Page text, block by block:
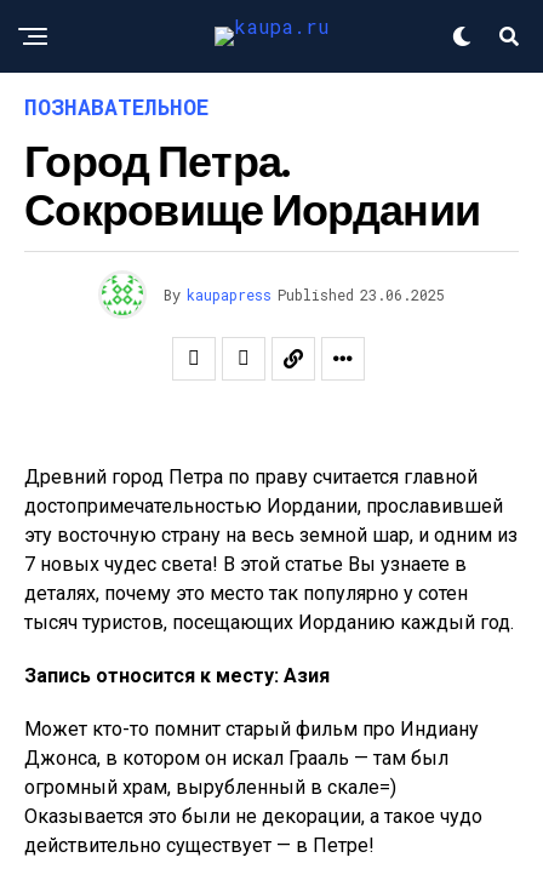
ПОЗНАВАТЕЛЬНОЕ
Город Петра.
Сокровище Иордании
By kaupapress Published 23.06.2025
Древний город Петра по праву считается главной
достопримечательностью Иордании, прославившей
эту восточную страну на весь земной шар, и одним из
7 новых чудес света! В этой статье Вы узнаете в
деталях, почему это место так популярно у сотен
тысяч туристов, посещающих Иорданию каждый год.
Запись относится к месту: Азия
Может кто-то помнит старый фильм про Индиану
Джонса, в котором он искал Грааль — там был
огромный храм, вырубленный в скале=)
Оказывается это были не декорации, а такое чудо
действительно существует — в Петре!